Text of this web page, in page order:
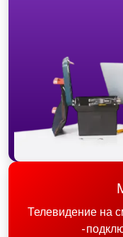
Телевидение на
-